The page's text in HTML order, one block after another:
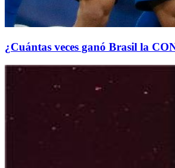
¿Cuántas veces ganó Brasil la